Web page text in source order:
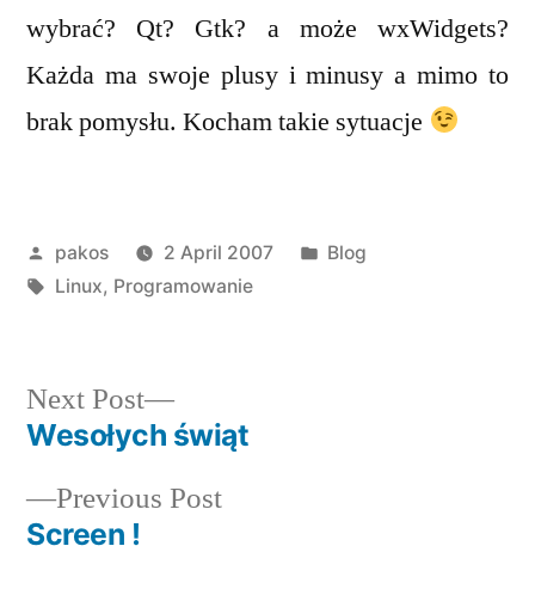
wybrać? Qt? Gtk? a może wxWidgets?
Każda ma swoje plusy i minusy a mimo to
brak pomysłu. Kocham takie sytuacje
Posted
by
pakos 2 April 2007
Posted
Blog
Tags:
Linux, Programowanie
Post
navigation
Previous PostPrevious
Screen !
Next Post
Next
post:
Wesołych świąt